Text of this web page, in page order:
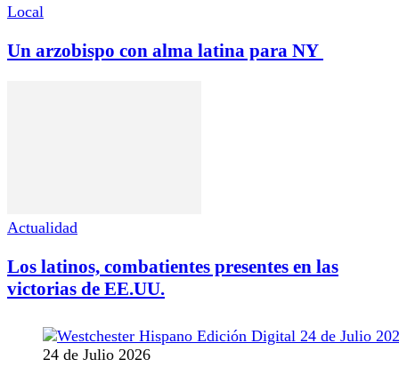
Local
Un arzobispo con alma latina para NY
Actualidad
Los latinos, combatientes presentes en las
victorias de EE.UU.
24 de Julio 2026